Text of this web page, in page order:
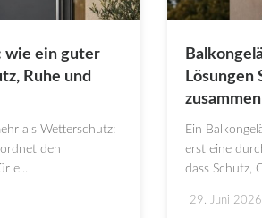
wie ein guter
Ruhe und
als Wetterschutz:
den
e...
Ein
erst eine
dass Schutz,
29. Juni 2026